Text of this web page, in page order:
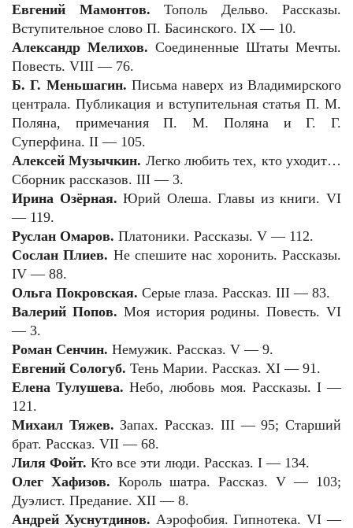
Евгений Мамонтов. Тополь Дельво. Рассказы.
Вступительное слово П. Басинского. IX — 10.
Александр Мелихов. Соединенные Штаты Мечты.
Повесть. VIII — 76.
Б. Г. Меньшагин. Письма наверх из Владимирского
централа. Публикация и вступительная статья П. М.
Поляна, примечания П. М. Поляна и Г. Г.
Суперфина. II — 105.
Алексей Музычкин. Легко любить тех, кто уходит…
Сборник рассказов. III — 3.
Ирина Озёрная.Юрий Олеша. Главы из книги. VI
— 119.
Руслан Омаров. Платоники. Рассказы. V — 112.
Сослан Плиев. Не спешите нас хоронить. Рассказы.
IV — 88.
Ольга Покровская. Серые глаза. Рассказ. III — 83.
Валерий Попов. Моя история родины. Повесть.VI
— 3.
Роман Сенчин. Немужик. Рассказ. V — 9.
Евгений Сологуб. Тень Марии. Рассказ. XI — 91.
Елена Тулушева. Небо, любовь моя. Рассказы. I —
121.
Михаил Тяжев.Запах. Рассказ. III — 95; Старший
брат. Рассказ. VII — 68.
Лиля Фойт. Кто все эти люди. Рассказ. I — 134.
Олег Хафизов. Король шатра. Рассказ. V — 103;
Дуэлист. Предание. XII — 8.
Андрей Хуснутдинов. Аэрофобия. Гипнотека. VI —